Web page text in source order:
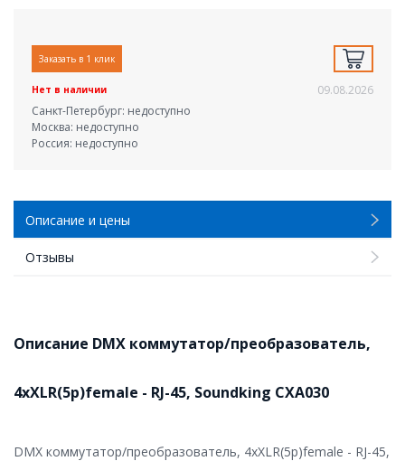
Заказать в 1 клик
Нет в наличии
09.08.2026
Санкт-Петербург: недоступно
Москва: недоступно
Россия: недоступно
Описание и цены
Отзывы
Описание DMX коммутатор/преобразователь,
4хXLR(5p)female - RJ-45, Soundking CXA030
DMX коммутатор/преобразователь, 4хXLR(5p)female - RJ-45,